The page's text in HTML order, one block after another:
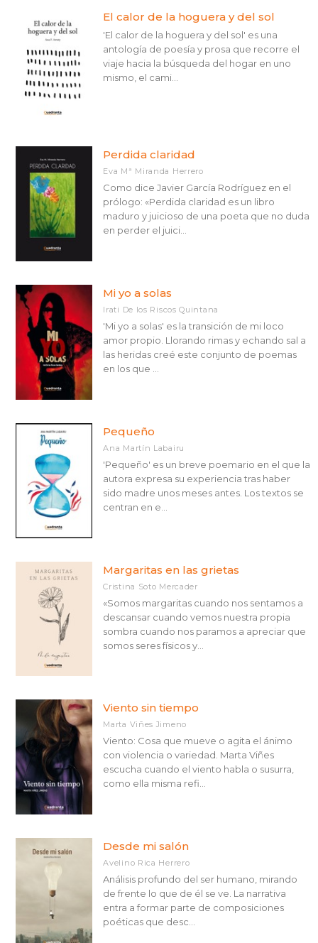
El calor de la hoguera y del sol
'El calor de la hoguera y del sol' es una
antología de poesía y prosa que recorre el
viaje hacia la búsqueda del hogar en uno
mismo, el cami...
Perdida claridad
Eva Mª Miranda Herrero
Como dice Javier García Rodríguez en el
prólogo: «Perdida claridad es un libro
maduro y juicioso de una poeta que no duda
en perder el juici...
Mi yo a solas
Irati De los Riscos Quintana
'Mi yo a solas' es la transición de mi loco
amor propio. Llorando rimas y echando sal a
las heridas creé este conjunto de poemas
en los que ...
Pequeño
Ana Martín Labairu
'Pequeño' es un breve poemario en el que la
autora expresa su experiencia tras haber
sido madre unos meses antes. Los textos se
centran en e...
Margaritas en las grietas
Cristina Soto Mercader
«Somos margaritas cuando nos sentamos a
descansar cuando vemos nuestra propia
sombra cuando nos paramos a apreciar que
somos seres físicos y...
Viento sin tiempo
Marta Viñes Jimeno
Viento: Cosa que mueve o agita el ánimo
con violencia o variedad. Marta Viñes
escucha cuando el viento habla o susurra,
como ella misma refi...
Desde mi salón
Avelino Rica Herrero
Análisis profundo del ser humano, mirando
de frente lo que de él se ve. La narrativa
entra a formar parte de composiciones
poéticas que desc...